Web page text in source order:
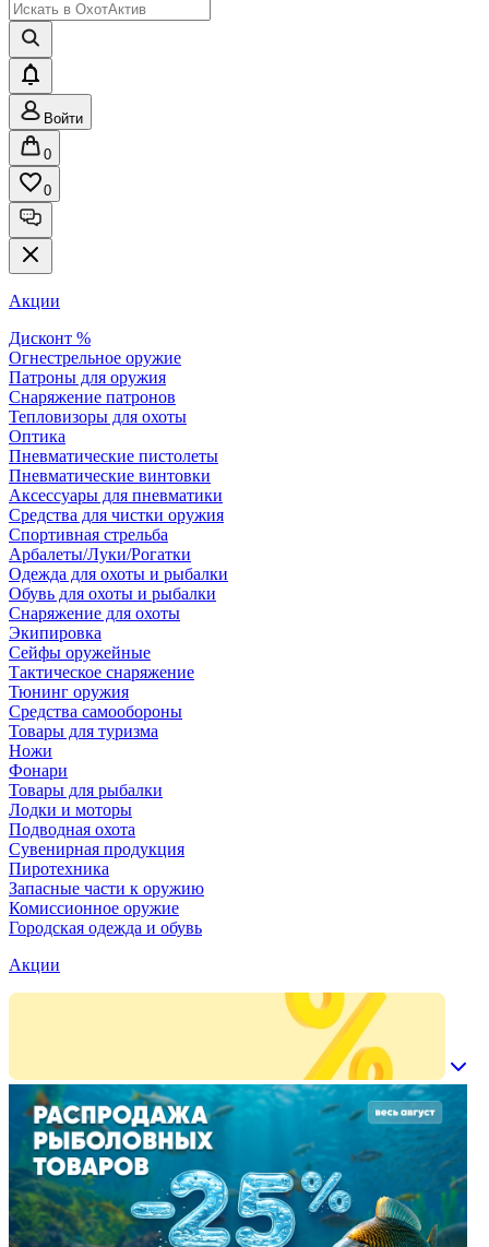
Войти
0
0
Акции
Дисконт %
Огнестрельное оружие
Патроны для оружия
Снаряжение патронов
Тепловизоры для охоты
Оптика
Пневматические пистолеты
Пневматические винтовки
Аксессуары для пневматики
Средства для чистки оружия
Спортивная стрельба
Арбалеты/Луки/Рогатки
Одежда для охоты и рыбалки
Обувь для охоты и рыбалки
Снаряжение для охоты
Экипировка
Сейфы оружейные
Тактическое снаряжение
Тюнинг оружия
Средства самообороны
Товары для туризма
Ножи
Фонари
Товары для рыбалки
Лодки и моторы
Подводная охота
Сувенирная продукция
Пиротехника
Запасные части к оружию
Комиссионное оружие
Городская одежда и обувь
Акции